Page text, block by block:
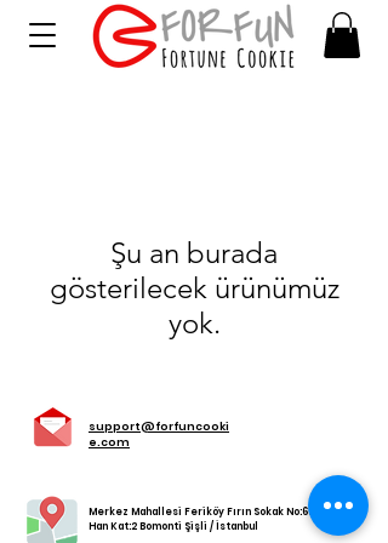
Şu an burada
gösterilecek ürünümüz
yok.
support@forfuncooki
e.com
Merkez Mahallesi Feriköy Fırın Sokak No:65 Yumak
Han Kat:2 Bomonti Şişli / İstanbul